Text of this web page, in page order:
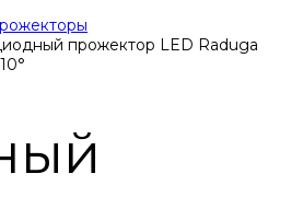
прожектор LED Raduga